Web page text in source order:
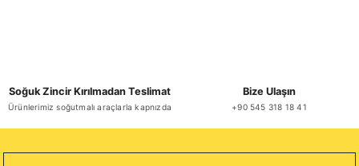
Soğuk Zincir Kırılmadan Teslimat
Ürünlerimiz soğutmalı araçlarla kapnızda
Bize Ulaşın
+90 545 318 18 41